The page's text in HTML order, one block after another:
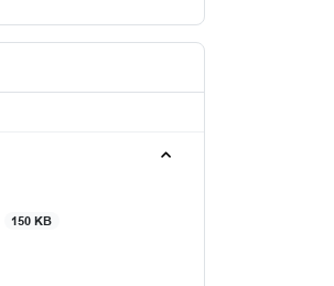
150 KB